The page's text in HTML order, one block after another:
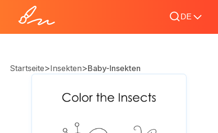
DE
Startseite>Insekten>Baby-Insekten